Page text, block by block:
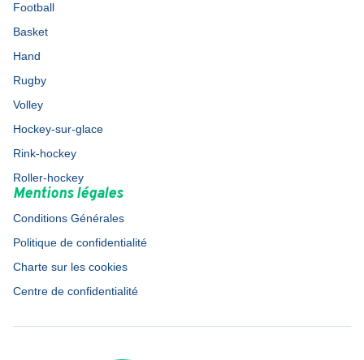
Football
Basket
Hand
Rugby
Volley
Hockey-sur-glace
Rink-hockey
Roller-hockey
Mentions légales
Conditions Générales
Politique de confidentialité
Charte sur les cookies
Centre de confidentialité